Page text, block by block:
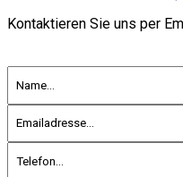
Kontaktieren Sie uns per